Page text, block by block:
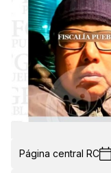
Página central RC